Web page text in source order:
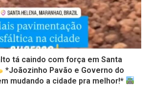
tá caindo com força em Santa
*Joãozinho Pavão e Governo do
mudando a cidade pra melhor!*